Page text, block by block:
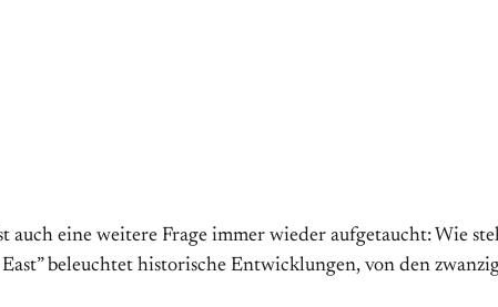
eine weitere Frage immer wieder aufgetaucht: Wie
beleuchtet historische Entwicklungen, von den